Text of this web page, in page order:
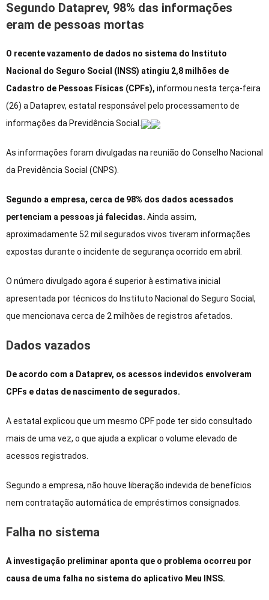
Segundo Dataprev, 98% das informações
eram de pessoas mortas
O recente vazamento de dados no sistema do Instituto
Nacional do Seguro Social (INSS) atingiu 2,8 milhões de
Cadastro de Pessoas Físicas (CPFs), informou nesta terça-feira
(26) a Dataprev, estatal responsável pelo processamento de
informações da Previdência Social.
As informações foram divulgadas na reunião do Conselho Nacional
da Previdência Social (CNPS).
Segundo a empresa, cerca de 98% dos dados acessados
pertenciam a pessoas já falecidas. Ainda assim,
aproximadamente 52 mil segurados vivos tiveram informações
expostas durante o incidente de segurança ocorrido em abril.
O número divulgado agora é superior à estimativa inicial
apresentada por técnicos do Instituto Nacional do Seguro Social,
que mencionava cerca de 2 milhões de registros afetados.
Dados vazados
De acordo com a Dataprev, os acessos indevidos envolveram
CPFs e datas de nascimento de segurados.
A estatal explicou que um mesmo CPF pode ter sido consultado
mais de uma vez, o que ajuda a explicar o volume elevado de
acessos registrados.
Segundo a empresa, não houve liberação indevida de benefícios
nem contratação automática de empréstimos consignados.
Falha no sistema
A investigação preliminar aponta que o problema ocorreu por
causa de uma falha no sistema do aplicativo Meu INSS.